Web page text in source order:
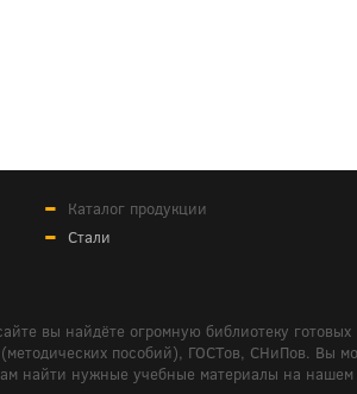
Каталог продукции
Стали
вы найдёте огромную библиотеку
пособий), ГОСТов, СНиПов. Вы
нужные учебные материалы на нашем